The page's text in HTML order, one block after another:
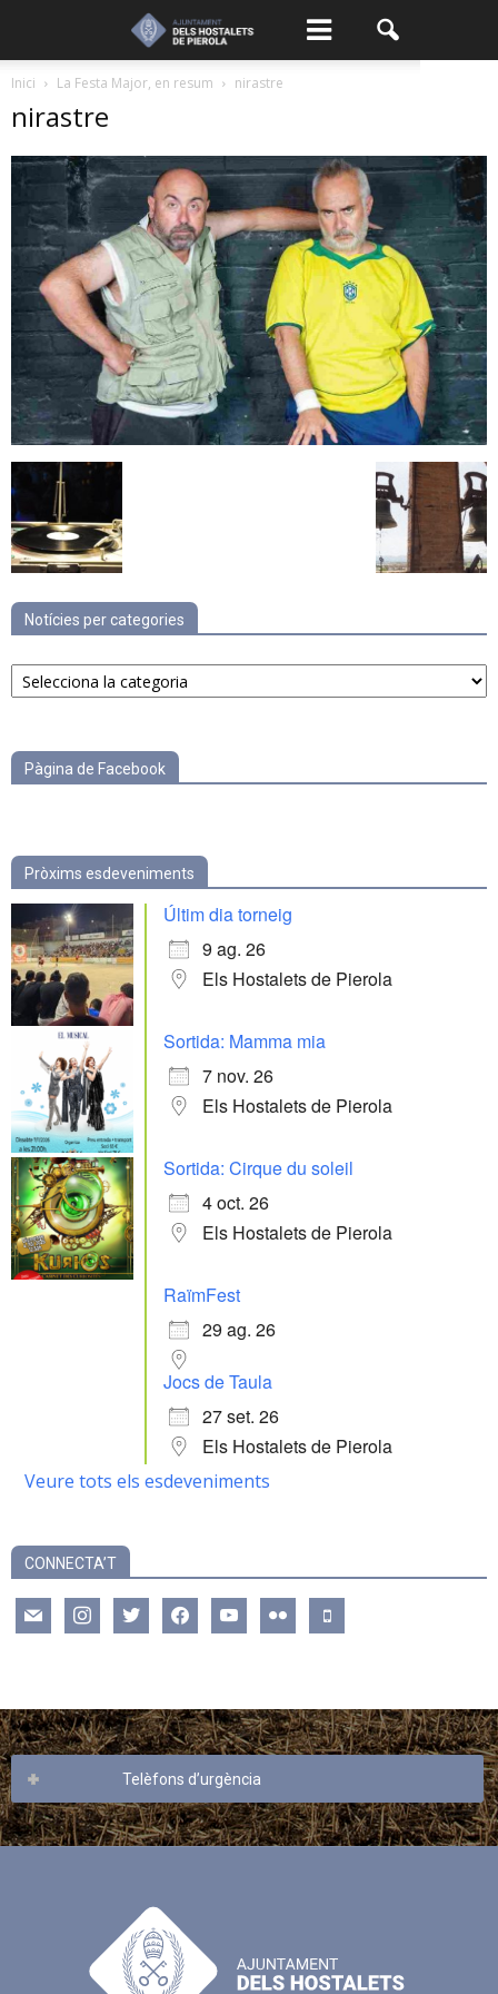
Inici La Festa Major, en resum nirastre
nirastre
Notícies per categories
Notícies
per
Pàgina de Facebook
Pròxims esdeveniments
Últim dia torneig
9 ag. 26
Els Hostalets de Pierola
Sortida: Mamma mia
7 nov. 26
Els Hostalets de Pierola
Sortida: Cirque du soleil
4 oct. 26
Els Hostalets de Pierola
RaïmFest
29 ag. 26
Jocs de Taula
27 set. 26
Els Hostalets de Pierola
Veure tots els esdeveniments
CONNECTA’T
mail instagramtwitter facebookyoutube flickr mobile
Telèfons d’urgència